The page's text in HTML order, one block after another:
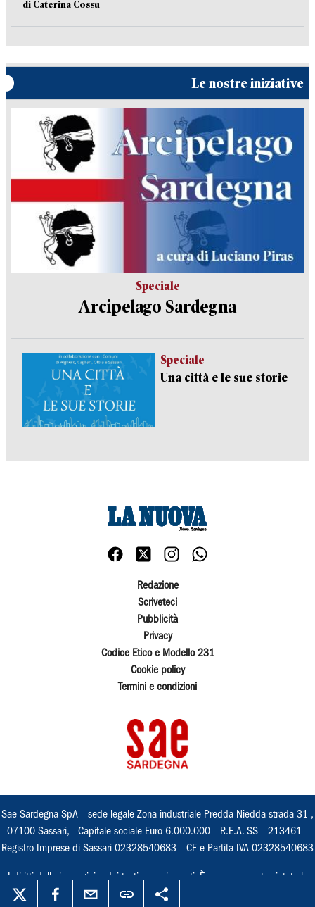
di Caterina Cossu
Le nostre iniziative
Speciale
Arcipelago Sardegna
Speciale
Una città e le sue storie
Redazione
Scriveteci
Pubblicità
Privacy
Codice Etico e Modello 231
Cookie policy
Termini e condizioni
Sae Sardegna SpA – sede legale Zona industriale Predda Niedda strada 31 ,
07100 Sassari, - Capitale sociale Euro 6.000.000 – R.E.A. SS – 213461 –
Registro Imprese di Sassari 02328540683 – CF e Partita IVA 02328540683
I diritti delle immagini e dei testi sono riservati. È espressamente vietata la
loro riproduzione con qualsiasi mezzo e l'adattamento totale o parziale.